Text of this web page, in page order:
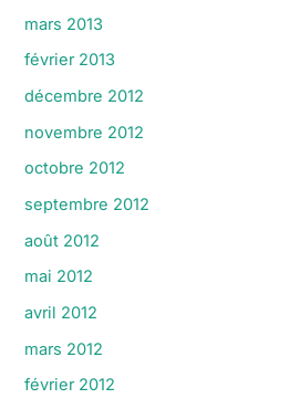
mars 2013
février 2013
décembre 2012
novembre 2012
octobre 2012
septembre 2012
août 2012
mai 2012
avril 2012
mars 2012
février 2012